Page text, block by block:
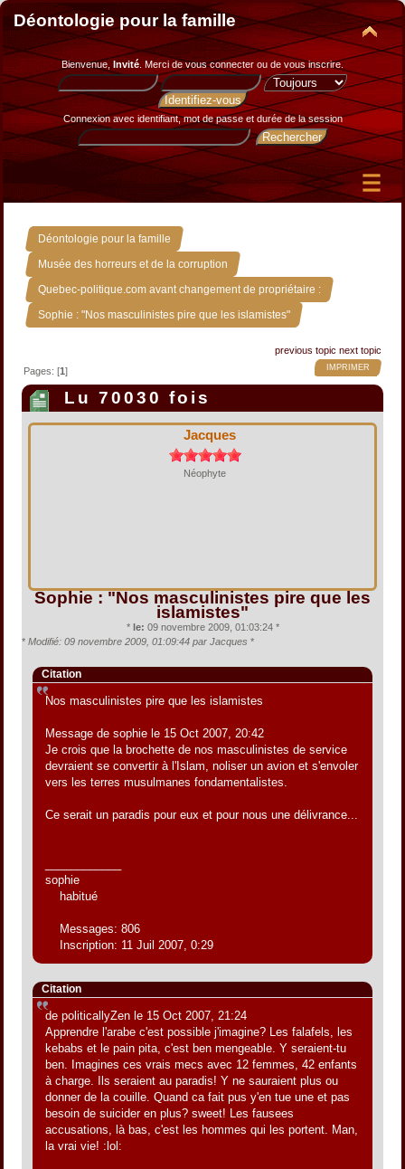
Déontologie pour la famille
Bienvenue, Invité. Merci devous connecter ou de vous inscrire.
Connexion avec identifiant, mot de passe et durée de la session
Déontologie pour la famille »
Musée des horreurs et de la corruption »
Quebec-politique.com avant changement de propriétaire : »
Sophie : "Nos masculinistes pire que les islamistes"
previous topic next topic
IMPRIMER
Pages: [1]
Lu 70030 fois
Jacques
Néophyte
Sophie : "Nos masculinistes pire que les
islamistes"
* le: 09 novembre 2009, 01:03:24 *
* Modifié: 09 novembre 2009, 01:09:44 par Jacques *
Citation
Nos masculinistes pire que les islamistes
Message de sophie le 15 Oct 2007, 20:42
Je crois que la brochette de nos masculinistes de service
devraient se convertir à l'Islam, noliser un avion et s'envoler
vers les terres musulmanes fondamentalistes.
Ce serait un paradis pour eux et pour nous une délivrance...
sophie
habitué
Messages: 806
Inscription: 11 Juil 2007, 0:29
Citation
de politicallyZen le 15 Oct 2007, 21:24
Apprendre l'arabe c'est possible j'imagine? Les falafels, les
kebabs et le pain pita, c'est ben mengeable. Y seraient-tu
ben. Imagines ces vrais mecs avec 12 femmes, 42 enfants
à charge. Ils seraient au paradis! Y ne sauraient plus ou
donner de la couille. Quand ca fait pus y'en tue une et pas
besoin de suicider en plus? sweet! Les fausees
accusations, là bas, c'est les hommes qui les portent. Man,
la vrai vie! :lol: